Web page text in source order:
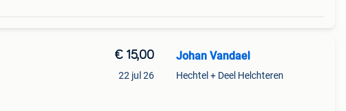
€ 15,00
22 jul 26
Johan Vandael
Hechtel + Deel Helchteren